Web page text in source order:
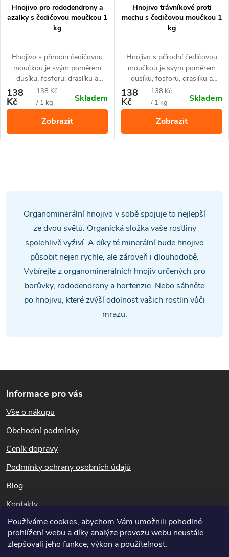
Používáme cookies, abychom Vám umožnili pohodlné
prohlížení webu a díky analýze provozu webu neustále
zlepšovali jeho funkce, výkon a použitelnost.
Hnojivo pro rododendrony a
azalky s čedičovou moučkou 1
kg
Hnojivo s přírodní čedičovou
moučkou je svým poměrem
dusíku, fosforu, draslíku a
železa přizpůsobené pro
všechny druhy rododendronů,
azalek a ostatních
kyselomilných rostlin.
138
Kč
Měrná
cena:
138 Kč
/ 1 kg
Skladem
Zobrazit
Hnojivo trávníkové proti
mechu s čedičovou moučkou 1
kg
Hnojivo s přírodní čedičovou
moučkou je svým poměrem
dusíku, fosforu, draslíku a
železa přizpůsobené pro
okrasné trávníky.
138
Kč
Měrná
cena:
138 Kč
/ 1 kg
Skladem
Zobrazit
v
k
y
v
ý
p
i
s
u
Organominerální hnojivo v sobě spojuje to nejlepší
ze dvou světů. Organická složka vaše rostliny
spolehlivě vyživí. A díky té minerální bude hnojivo
působit nejen rychle, ale zároveň i dlouhodobě.
Vybírejte z organominerálních hnojiv určených pro
borůvky, rododendrony a hortenzie. Nebo sáhněte
po hnojivu, které zvýší odolnost vašich rostlin vůči
mrazu.
á
p
a
Informace pro vás
Vše o nákupu
Obchodní podmínky
Ceník dopravy
Podmínky ochrany osobních údajů
Blog
Kontakty
Dotazy k objednávkám
info@hubeni-skudcu.cz